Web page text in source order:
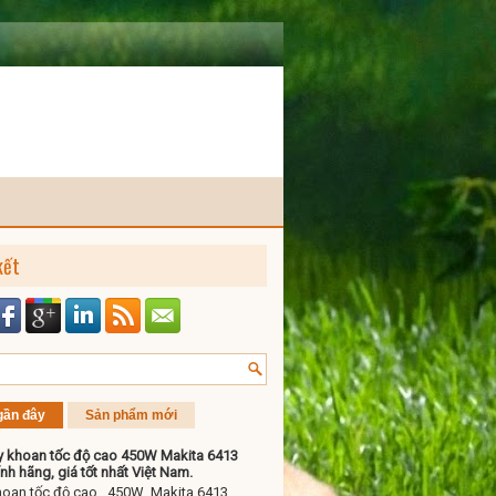
đây Sản phẩm mới
khoan tốc độ cao 450W Makita 6413
hãng, giá tốt nhất Việt Nam.
tốc độ cao 450W Makita 6413